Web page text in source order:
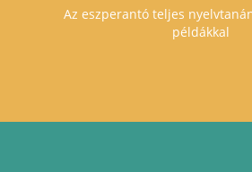
Az eszperantó teljes
példákkal